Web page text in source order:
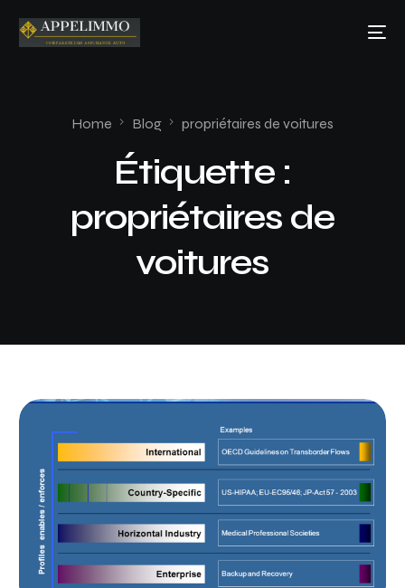
Home Blog propriétaires de voitures
Étiquette :
propriétaires de
voitures